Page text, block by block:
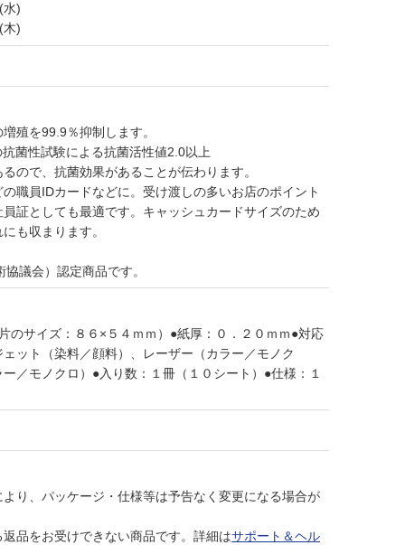
(水)
(木)
殖を99.9％抑制します。
菌性試験による抗菌活性値2.0以上
ので、抗菌効果があることが伝わります。
職員IDカードなどに。受け渡しの多いお店のポイント
証としても最適です。キャッシュカードサイズのため
も収まります。
議会）認定商品です。
のサイズ：８６×５４ｍｍ）●紙厚：０．２０ｍｍ●対応
ット（染料／顔料）、レーザー（カラー／モノク
／モノクロ）●入り数：１冊（１０シート）●仕様：１
り、パッケージ・仕様等は予告なく変更になる場合が
品をお受けできない商品です。詳細はサポート＆ヘル